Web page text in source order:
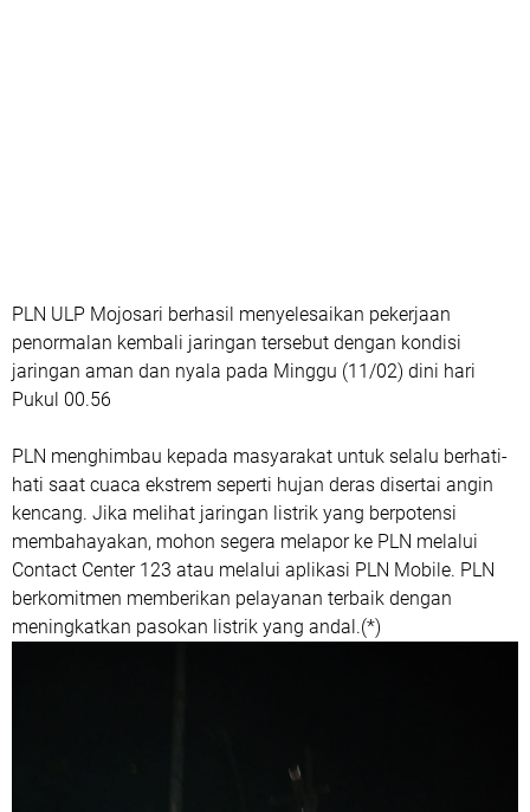
PLN ULP Mojosari berhasil menyelesaikan pekerjaan
penormalan kembali jaringan tersebut dengan kondisi
jaringan aman dan nyala pada Minggu (11/02) dini hari
Pukul 00.56
PLN menghimbau kepada masyarakat untuk selalu berhati-
hati saat cuaca ekstrem seperti hujan deras disertai angin
kencang. Jika melihat jaringan listrik yang berpotensi
membahayakan, mohon segera melapor ke PLN melalui
Contact Center 123 atau melalui aplikasi PLN Mobile. PLN
berkomitmen memberikan pelayanan terbaik dengan
meningkatkan pasokan listrik yang andal.(*)